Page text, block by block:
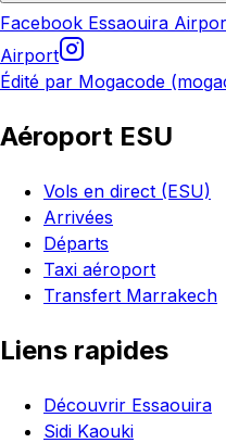
Facebook Essaouira
Airport
Édité par Mogacode
Aéroport ESU
Vols en direct (ESU)
Arrivées
Départs
Taxi aéroport
Transfert Marrakech
Liens rapides
Découvrir Essaouira
Sidi Kaouki